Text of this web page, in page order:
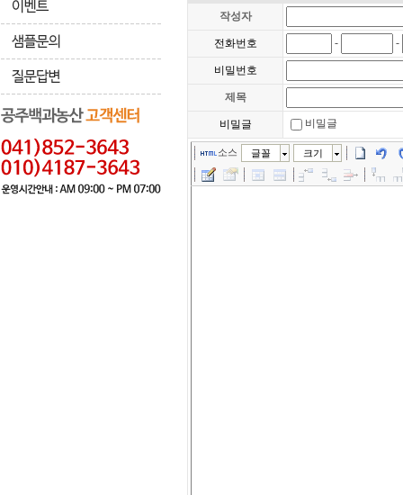
작성자
전화번호 - -
비밀번호
제목
비밀글 비밀글
소스 글꼴 크기